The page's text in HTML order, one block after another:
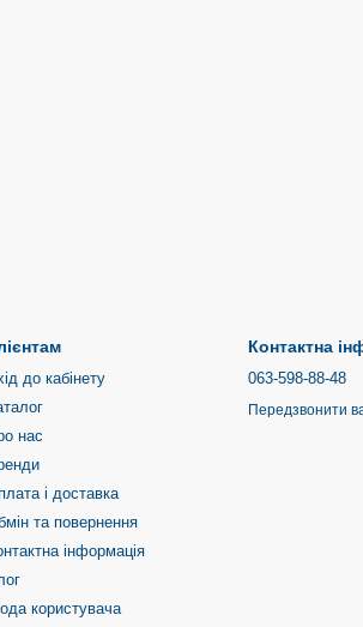
до кабінету
нас
і доставка
та повернення
інформація
користувача
Контактна
063-598-88-48
Передзвонити